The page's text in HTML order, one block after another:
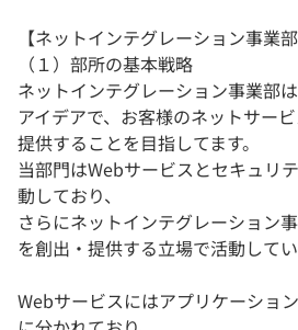
【ネットインテグレーション事業部
（１）部所の基本戦略
ネットインテグレーション事業部
アイデアで、お客様のネットサー
提供することを目指してます。
当部門はWebサービスとセキュリ
動しており、
さらにネットインテグレーション
を創出・提供する立場で活動してい
Webサービスにはアプリケーショ